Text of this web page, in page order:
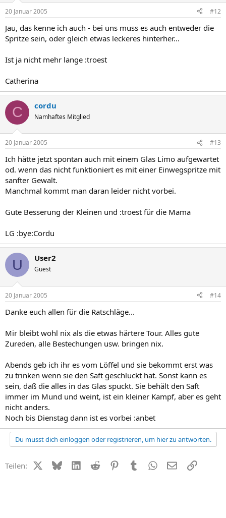
20 Januar 2005 #12
Jau, das kenne ich auch - bei uns muss es auch entweder die
Spritze sein, oder gleich etwas leckeres hinterher...
Ist ja nicht mehr lange :troest
Catherina
C cordu
Namhaftes Mitglied
20 Januar 2005 #13
Ich hätte jetzt spontan auch mit einem Glas Limo aufgewartet
od. wenn das nicht funktioniert es mit einer Einwegspritze mit
sanfter Gewalt.
Manchmal kommt man daran leider nicht vorbei.
Gute Besserung der Kleinen und :troest für die Mama
LG :bye:Cordu
U User2
Guest
20 Januar 2005 #14
Danke euch allen für die Ratschläge...
Mir bleibt wohl nix als die etwas härtere Tour. Alles gute
Zureden, alle Bestechungen usw. bringen nix.
Abends geb ich ihr es vom Löffel und sie bekommt erst was
zu trinken wenn sie den Saft geschluckt hat. Sonst kann es
sein, daß die alles in das Glas spuckt. Sie behält den Saft
immer im Mund und weint, ist ein kleiner Kampf, aber es geht
nicht anders.
Noch bis Dienstag dann ist es vorbei :anbet
Du musst dich einloggen oder registrieren, um hier zu antworten.
Teilen: X (Twitter)
BlueskyLinkedIn
Reddit PinterestTumblr WhatsApp
E-MailLink